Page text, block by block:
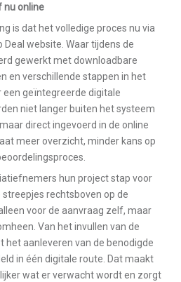
nu online
is dat het volledige proces nu via
Deal website. Waar tijdens de
gewerkt met downloadbare
en verschillende stappen in het
een geïntegreerde digitale
niet langer buiten het systeem
direct ingevoerd in de online
meer overzicht, minder kans op
hun project stap voor
rechtsboven op de
voor de aanvraag zelf, maar
Van het invullen van de
het aanleveren van de benodigde
in één digitale route. Dat maakt
wat er verwacht wordt en zorgt